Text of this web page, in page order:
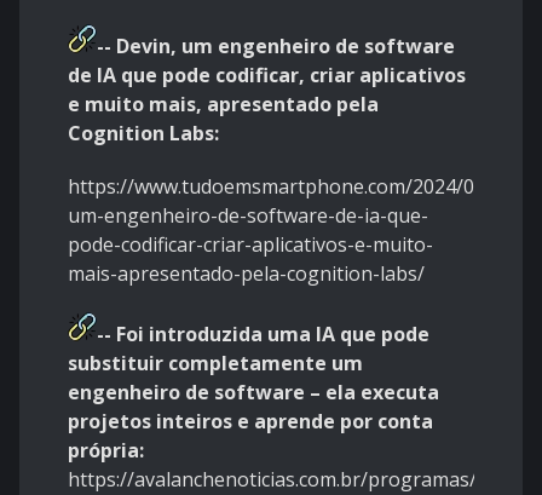
-- Devin, um engenheiro de software
de IA que pode codificar, criar aplicativos
e muito mais, apresentado pela
Cognition Labs:
https://www.tudoemsmartphone.com/2024/03/13/
um-engenheiro-de-software-de-ia-que-
pode-codificar-criar-aplicativos-e-muito-
mais-apresentado-pela-cognition-labs/
-- Foi introduzida uma IA que pode
substituir completamente um
engenheiro de software – ela executa
projetos inteiros e aprende por conta
própria:
https://avalanchenoticias.com.br/programas/foi-